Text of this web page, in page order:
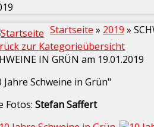
Startseite » 2019 »
zur Kategorieübersicht
IN GRÜN am 19.01.2019
Jahre Schweine in Grün"
Fotos: Stefan Saffert